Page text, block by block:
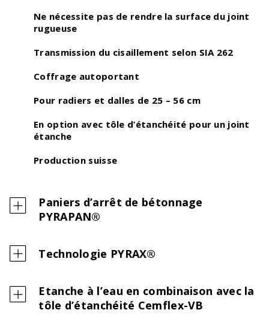
Ne nécessite pas de rendre la surface du joint
rugueuse
Transmission du cisaillement selon SIA 262
Coffrage autoportant
Pour radiers et dalles de 25 – 56 cm
En option avec tôle d’étanchéité pour un joint
étanche
Production suisse
Paniers d’arrêt de bétonnage
PYRAPAN®
Technologie PYRAX®
Etanche à l’eau en combinaison avec la
tôle d’étanchéité Cemflex-VB